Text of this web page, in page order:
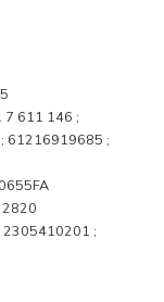
611 146 ;
61216919685 ;
;